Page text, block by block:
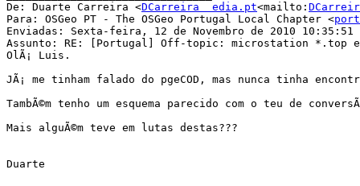
De: Duarte Carreira <DCarreira  edia.pt<mailto:
Para: OSGeo PT - The OSGeo Portugal Local Chapter <
Enviadas: Sexta-feira, 12 de Novembro de 2010 10:35:51
Assunto: RE: [Portugal] Off-topic: microstation *.top
OlÃ¡ Luis.
JÃ¡ me tinham falado do pgeCOD, mas nunca tinha
TambÃ©m tenho um esquema parecido com o teu de
Mais alguÃ©m teve em lutas destas???
Duarte